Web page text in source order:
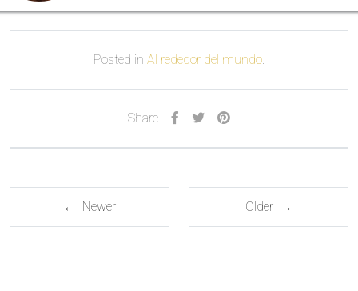
Posted in Al rededor del mundo
Share
← Newer Older →